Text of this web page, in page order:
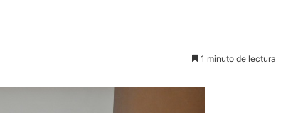
1 minuto de lectura